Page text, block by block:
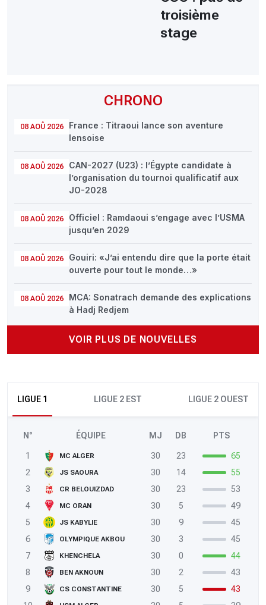
CHRONO
08 AOÛ 2026
France : Titraoui lance son aventure
lensoise
08 AOÛ 2026
CAN-2027 (U23) : l’Égypte candidate à
l’organisation du tournoi qualificatif aux
JO-2028
08 AOÛ 2026
Officiel : Ramdaoui s’engage avec l’USMA
jusqu’en 2029
08 AOÛ 2026
Gouiri: «J’ai entendu dire que la porte était
ouverte pour tout le monde…»
08 AOÛ 2026
MCA: Sonatrach demande des explications
à Hadj Redjem
VOIR PLUS DE NOUVELLES
LIGUE 1 LIGUE 2 EST LIGUE 2 OUEST
N° ÉQUIPE MJ DB PTS
1 MC ALGER 30 23
65
2
JS SAOURA 30 14
55
3
CR BELOUIZDAD 30 23
53
4
MC ORAN 30 5
49
5
JS KABYLIE 30 9
45
6
OLYMPIQUE AKBOU 30 3
45
7
KHENCHELA 30 0
44
8
BEN AKNOUN 30 2
43
9
CS CONSTANTINE 30 5
43
troisième
stage